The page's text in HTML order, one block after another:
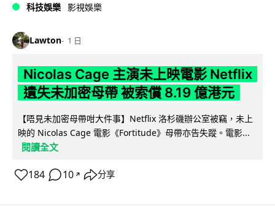
科技娛樂 影視娛樂
Lawton 1 日
Nicolas Cage 主演未上映電影 Netflix
遺失未加密母帶 被索償 8.19 億港元
【唔見未加密母帶咁大件事】Netflix 洛杉磯辦公室被竊，未上
映的 Nicolas Cage 電影《Fortitude》母帶亦告失蹤。電影...
閱讀全文
184 10 ↗ 分享